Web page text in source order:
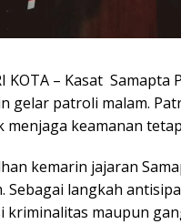
KOTA – Kasat
gelar patroli malam.
menjaga keamanan
kemarin jajaran
Sebagai langkah
kriminalitas maupun